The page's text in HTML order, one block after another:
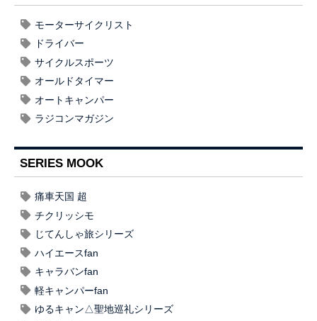
モーターサイクリスト
ドライバー
サイクルスポーツ
オールドタイマー
オートキャンパー
ラジコンマガジン
SERIES MOOK
痛車天国 超
チクリッシモ
じてんしゃ旅シリーズ
ハイエースfan
キャラバンfan
軽キャンパーfan
ゆるキャン△聖地巡礼シリーズ